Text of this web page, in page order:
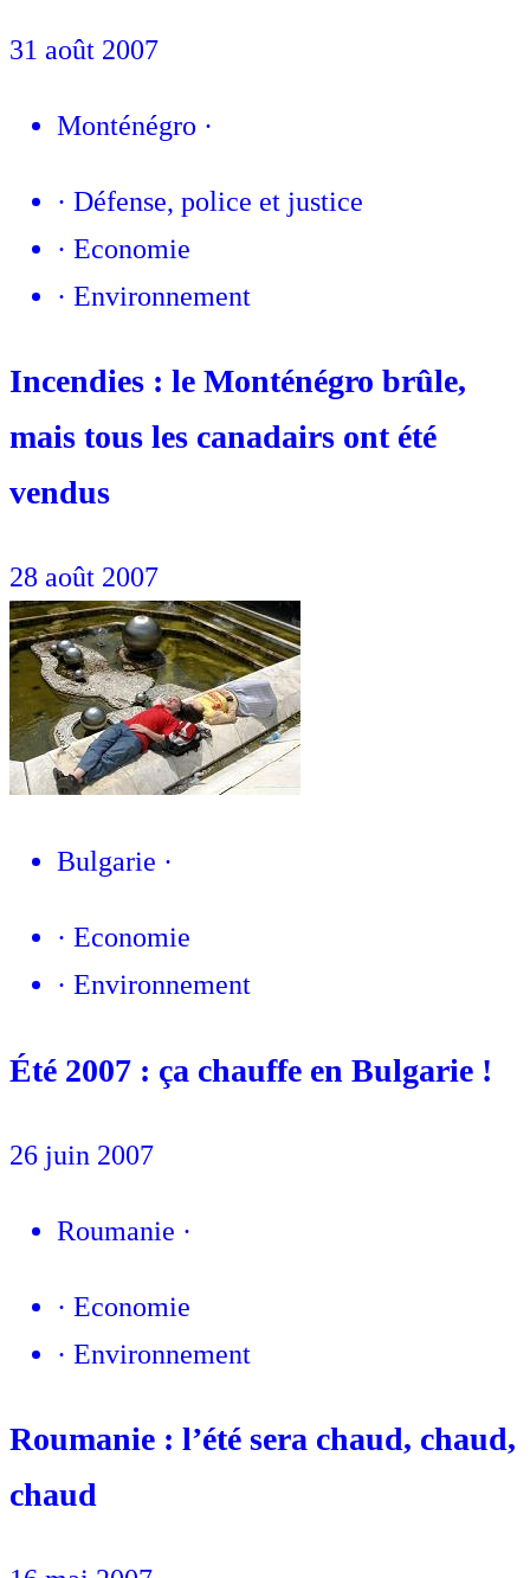
31 août 2007
Monténégro ·
· Défense, police et justice
· Economie
· Environnement
Incendies : le Monténégro brûle,
mais tous les canadairs ont été
vendus
28 août 2007
Bulgarie ·
· Economie
· Environnement
Été 2007 : ça chauffe en Bulgarie !
26 juin 2007
Roumanie ·
· Economie
· Environnement
Roumanie : l’été sera chaud, chaud,
chaud